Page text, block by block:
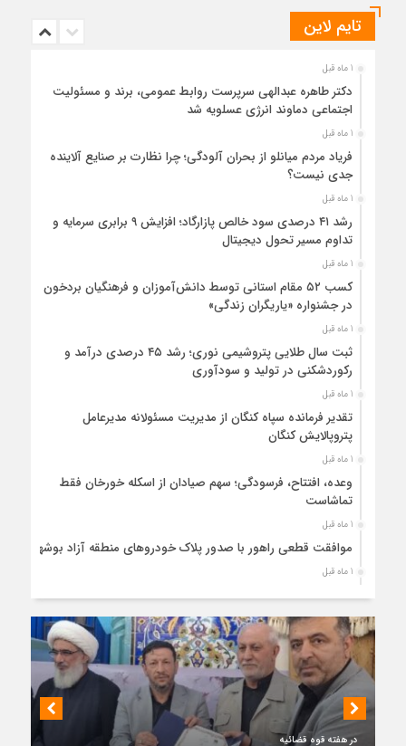
تایم لاین
1 ماه قبل
دکتر طاهره عبدالهی سرپرست روابط عمومی، برند و مسئولیت
اجتماعی دماوند انرژی عسلویه شد
1 ماه قبل
فریاد مردم میانلو از بحران آلودگی؛ چرا نظارت بر صنایع آلاینده
جدی نیست؟
1 ماه قبل
رشد ۴۱ درصدی سود خالص پازارگاد؛ افزایش ۹ برابری سرمایه و
تداوم مسیر تحول دیجیتال
1 ماه قبل
کسب ۵۲ مقام استانی توسط دانش‌آموزان و فرهنگیان بردخون
در جشنواره «یاریگران زندگی»
1 ماه قبل
ثبت سال طلایی پتروشیمی نوری؛ رشد ۴۵ درصدی درآمد و
رکوردشکنی در تولید و سودآوری
1 ماه قبل
تقدیر فرمانده سپاه کنگان از مدیریت مسئولانه مدیرعامل
پتروپالایش کنگان
1 ماه قبل
وعده، افتتاح، فرسودگی؛ سهم صیادان از اسکله خورخان فقط
تماشاست
1 ماه قبل
موافقت قطعی راهور با صدور پلاک خودروهای منطقه آزاد بوشهر
1 ماه قبل
حضور میدانی واحد ثبتی دیر در آبدان؛ ارائه خدمات و نقشه‌برداری
رایگان برای کاهش مراجعات مردمی
1 ماه قبل
دبیر ستاد بزرگداشت هفته دولت در استان بوشهر منصوب شد
کمربندی دیر؛ مسیر نجاتی که در بن‌بست ترک‌فعل‌ها مانده است
در هفته قوه قضائیه